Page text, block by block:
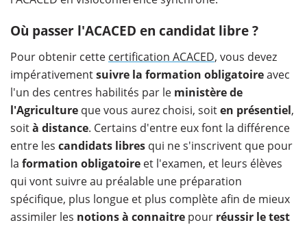
Où passer l'ACACED en candidat libre ?
Pour obtenir cette certification ACACED, vous devez
impérativementsuivre la formation obligatoireavec
l'un des centres habilités par le ministère de
l'Agriculture que vous aurez choisi, soiten présentiel,
soità distance. Certains d'entre eux font la différence
entre les candidats libres qui ne s'inscrivent que pour
la formation obligatoire et l'examen, et leurs élèves
qui vont suivre au préalable une préparation
spécifique, plus longue et plus complète afin de mieux
assimiler les notions à connaitre pour réussir le test